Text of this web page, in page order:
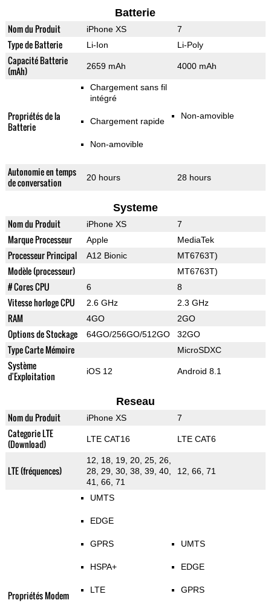
Batterie
Nom du Produit iPhone XS 7
Type de Batterie Li-Ion Li-Poly
Capacité Batterie
(mAh)
2659 mAh 4000 mAh
Propriétés de la
Batterie
Chargement sans fil
intégré
Chargement rapide
Non-amovible
Non-amovible
Autonomie en temps
de conversation
20 hours 28 hours
Systeme
Nom du Produit iPhone XS 7
Marque Processeur Apple MediaTek
Processeur Principal A12 Bionic MT6763T)
Modèle (processeur) MT6763T)
# Cores CPU 6 8
Vitesse horloge CPU 2.6 GHz 2.3 GHz
RAM 4GO 2GO
Options de Stockage 64GO/256GO/512GO 32GO
Type Carte Mémoire MicroSDXC
Système
d'Exploitation
iOS 12 Android 8.1
Reseau
Nom du Produit iPhone XS 7
Categorie LTE
(Download)
LTE CAT16 LTE CAT6
LTE (fréquences)
12, 18, 19, 20, 25, 26,
28, 29, 30, 38, 39, 40,
41, 66, 71
12, 66, 71
Propriétés Modem
UMTS
EDGE
GPRS
HSPA+
LTE
UMTS
EDGE
GPRS